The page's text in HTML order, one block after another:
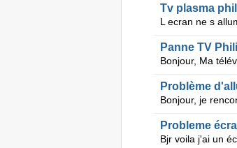
Tv plasma
Panne TV
Problème
Probleme